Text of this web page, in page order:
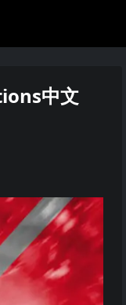
中文